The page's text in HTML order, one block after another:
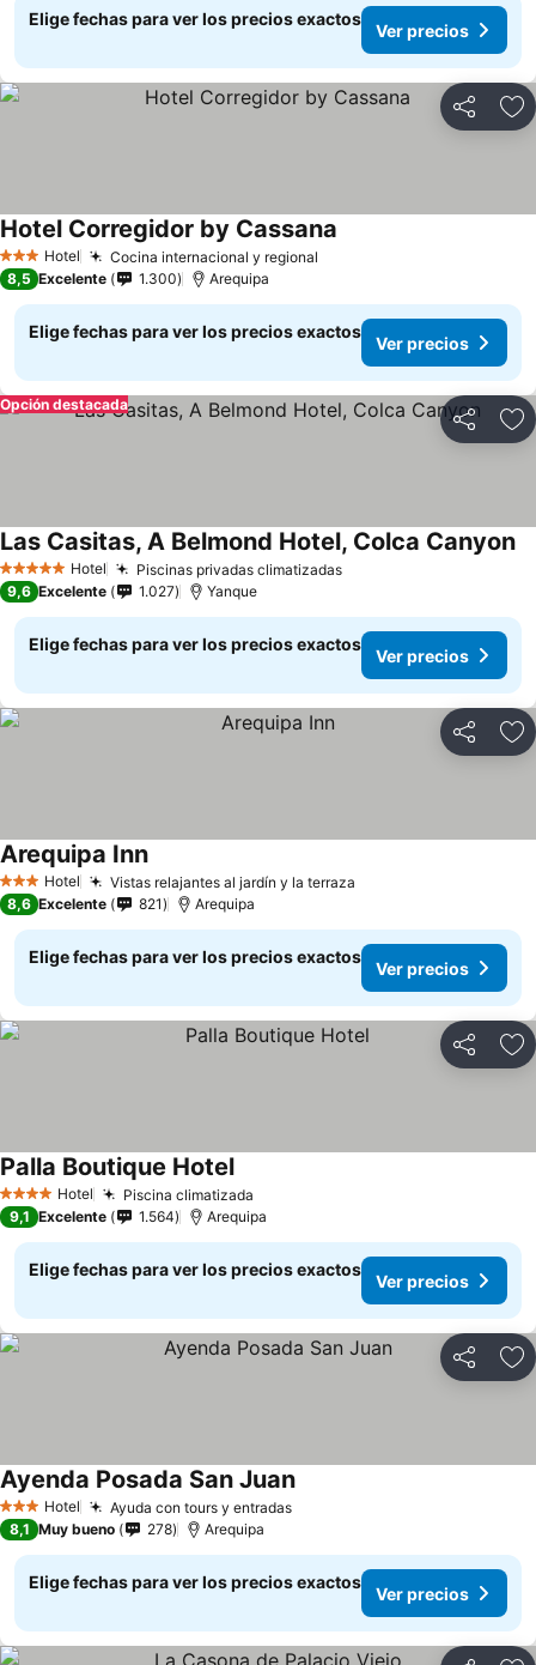
Elige fechas para ver los precios exactos
Ver precios
Compartir
3 Estrellas
Hotel Cocina internacional y regional
Hotel Corregidor by Cassana
8,5 Excelente 1.300 Arequipa
Elige fechas para ver los precios exactos
Ver precios
Compartir
Opción destacada
5 Estrellas Hotel Piscinas privadas climatizadas
Las Casitas, A Belmond Hotel, Colca Canyon
9,6 Excelente 1.027 Yanque
Elige fechas para ver los precios exactos
Ver precios
Compartir
3 Estrellas
Hotel Vistas relajantes al jardín y la terraza
Arequipa Inn
8,6 Excelente 821 Arequipa
Elige fechas para ver los precios exactos
Ver precios
Compartir
4 EstrellasHotel Piscina climatizada
Palla Boutique Hotel
9,1 Excelente 1.564 Arequipa
Elige fechas para ver los precios exactos
Ver precios
Compartir
3 Estrellas
Hotel Ayuda con tours y entradas
Ayenda Posada San Juan
8,1 Muy bueno 278 Arequipa
Elige fechas para ver los precios exactos
Ver precios